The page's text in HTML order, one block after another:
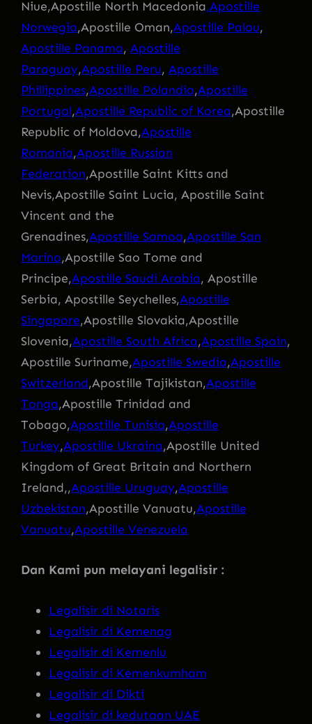
Niue,Apostille North Macedonia,Apostille
Norwegia,Apostille Oman,Apostille Palau,
Apostille Panama, Apostille
Paraguay,Apostille Peru, Apostille
Phillippines,Apostille Polandia,Apostille
Portugal,Apostille Republic of Korea,Apostille
Republic of Moldova,Apostille
Romania,Apostille Russian
Federation,Apostille Saint Kitts and
Nevis,Apostille Saint Lucia, Apostille Saint
Vincent and the
Grenadines,Apostille Samoa,Apostille San
Marino,Apostille Sao Tome and
Principe,Apostille Saudi Arabia, Apostille
Serbia, Apostille Seychelles,Apostille
Singapore,Apostille Slovakia,Apostille
Slovenia,Apostille South Africa,Apostille Spain,
Apostille Suriname,Apostille Swedia,Apostille
Switzerland,Apostille Tajikistan,Apostille
Tonga,Apostille Trinidad and
Tobago,Apostille Tunisia,Apostille
Turkey,Apostille Ukraina,Apostille United
Kingdom of Great Britain and Northern
Ireland,,Apostille Uruguay,Apostille
Uzbekistan,Apostille Vanuatu,Apostille
Vanuatu,Apostille Venezuela
Dan Kami pun melayani legalisir :
Legalisir di Notaris
Legalisir di Kemenag
Legalisir di Kemenlu
Legalisir di Kemenkumham
Legalisir di Dikti
Legalisir di kedutaan UAE